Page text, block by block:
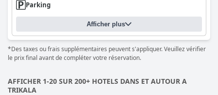
Parking
Afficher plus
*Des taxes ou frais supplémentaires peuvent s'appliquer. Veuillez vérifier
le prix final avant de compléter votre réservation.
AFFICHER 1-20 SUR 200+ HOTELS DANS ET AUTOUR A
TRIKALA